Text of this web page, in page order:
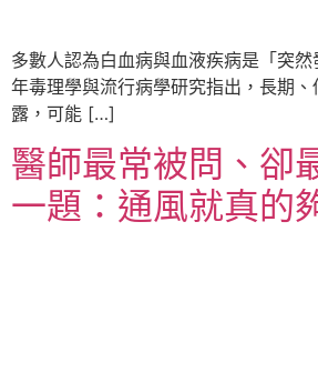
多數人認為白血病與血液疾病是「突
年毒理學與流行病學研究指出，長期
露，可能 […]
醫師最常被問、卻
一題：通風就真的